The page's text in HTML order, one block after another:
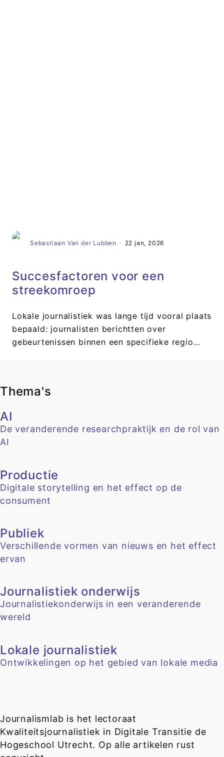
Sebastiaan Van der Lubben · 22 jan, 2026
Succesfactoren voor een
streekomroep
Lokale journalistiek was lange tijd vooral plaats
bepaald: journalisten berichtten over
gebeurtenissen binnen een specifieke regio…
Thema's
AI
De veranderende researchpraktijk en de rol van
AI
Productie
Digitale storytelling en het effect op de
consument
Publiek
Verschillende vormen van nieuws en het effect
ervan
Journalistiek onderwijs
Journalistiekonderwijs in een veranderende
wereld
Lokale journalistiek
Ontwikkelingen op het gebied van lokale media
Journalismlab is het lectoraat
Kwaliteitsjournalistiek in Digitale Transitie de
Hogeschool Utrecht. Op alle artikelen rust